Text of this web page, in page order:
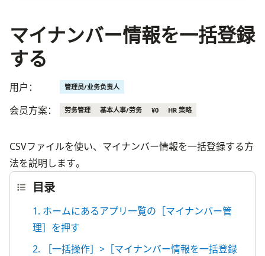
マイナンバー情報を一括登録
する
用户： 管理员/业务负责人
会员方案： 劳务管理 基本人事/劳务 ¥0 HR 策略
CSVファイルを使い、マイナンバー情報を一括登録する方
法を説明します。
目录
1. ホームにあるアプリ一覧の［マイナンバー管
理］を押す
2. ［一括操作］>［マイナンバー情報を一括登録